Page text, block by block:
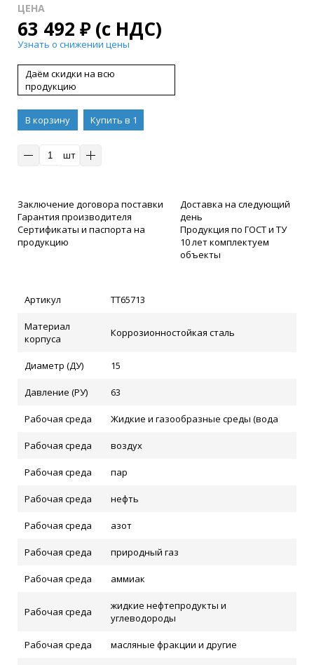
ЦЕНА
63 492 ₽(с НДС)
Узнать о снижении цены
Даём скидки на всю
продукцию
В корзину
Купить в 1
шт
Заключение договора поставки
Гарантия производителя
Сертификаты и паспорта на
продукцию
Доставка на следующий
день
Продукция по ГОСТ и ТУ
10 лет комплектуем
объекты
Артикул ТТ65713
Материал
корпуса
Коррозионностойкая сталь
Диаметр (ДУ) 15
Давление (РУ) 63
Рабочая среда Жидкие и газообразные среды (вода
Рабочая среда воздух
Рабочая среда пар
Рабочая среда нефть
Рабочая среда азот
Рабочая среда природный газ
Рабочая среда аммиак
Рабочая среда
жидкие нефтепродукты и
углеводороды
Рабочая среда масляные фракции и другие